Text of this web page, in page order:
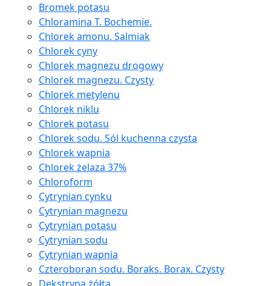
Bromek potasu
Chloramina T. Bochemie.
Chlorek amonu. Salmiak
Chlorek cyny
Chlorek magnezu drogowy
Chlorek magnezu. Czysty
Chlorek metylenu
Chlorek niklu
Chlorek potasu
Chlorek sodu. Sól kuchenna czysta
Chlorek wapnia
Chlorek żelaza 37%
Chloroform
Cytrynian cynku
Cytrynian magnezu
Cytrynian potasu
Cytrynian sodu
Cytrynian wapnia
Czteroboran sodu. Boraks. Borax. Czysty